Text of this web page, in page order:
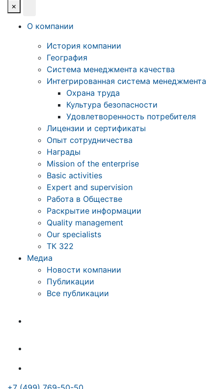
×
О компании
История компании
География
Система менеджмента качества
Интегрированная система менеджмента
Охрана труда
Культура безопасности
Удовлетворенность потребителя
Лицензии и сертификаты
Опыт сотрудничества
Награды
Mission of the enterprise
Basic activities
Expert and supervision
Работа в Обществе
Раскрытие информации
Quality management
Our specialists
ТК 322
Медиа
Новости компании
Публикации
Все публикации